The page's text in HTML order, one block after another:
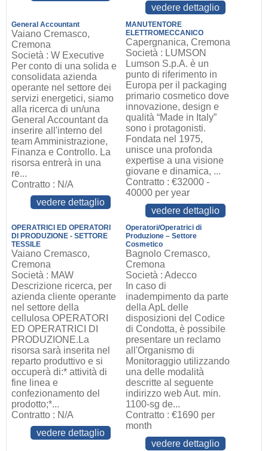
vedere dettaglio
General Accountant
Vaiano Cremasco,
Cremona
Società : W Executive
Per conto di una solida e
consolidata azienda
operante nel settore dei
servizi energetici, siamo
alla ricerca di un/una
General Accountant da
inserire all'interno del
team Amministrazione,
Finanza e Controllo. La
risorsa entrerà in una
re...
Contratto : N/A
vedere dettaglio
MANUTENTORE
ELETTROMECCANICO
Capergnanica, Cremona
Società : LUMSON
Lumson S.p.A. è un
punto di riferimento in
Europa per il packaging
primario cosmetico dove
innovazione, design e
qualità “Made in Italy”
sono i protagonisti.
Fondata nel 1975,
unisce una profonda
expertise a una visione
giovane e dinamica, ...
Contratto : €32000 -
40000 per year
vedere dettaglio
OPERATRICI ED OPERATORI
DI PRODUZIONE - SETTORE
TESSILE
Vaiano Cremasco,
Cremona
Società : MAW
Descrizione ricerca, per
azienda cliente operante
nel settore della
cellulosa OPERATORI
ED OPERATRICI DI
PRODUZIONE.La
risorsa sarà inserita nel
reparto produttivo e si
occuperà di:* attività di
fine linea e
confezionamento del
prodotto;*...
Contratto : N/A
vedere dettaglio
Operatori/Operatrici di
Produzione – Settore
Cosmetico
Bagnolo Cremasco,
Cremona
Società : Adecco
In caso di
inadempimento da parte
della ApL delle
disposizioni del Codice
di Condotta, è possibile
presentare un reclamo
all'Organismo di
Monitoraggio utilizzando
una delle modalità
descritte al seguente
indirizzo web Aut. min.
1100-sg de...
Contratto : €1690 per
month
vedere dettaglio